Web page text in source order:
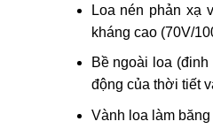
Loa nén phản xạ
kháng cao (70V/
Bề ngoài loa
động của thời tiết
Vành loa làm